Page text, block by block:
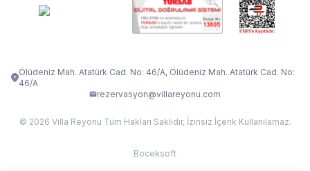
VİLLA TİAMO VİLLA ZEYTİN DALI
VILLA ELMALI
Ölüdeniz Mah. Atatürk Cad. No: 46/A, Ölüdeniz Mah. Atatürk Cad. No:
46/A
rezervasyon@villareyonu.com
© 2026 Villa Reyonu Tüm Hakları Saklıdır, İzinsiz İçerik Kullanılamaz.
Boceksoft